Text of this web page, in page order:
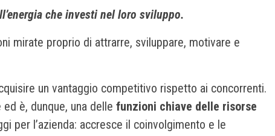
che investi nel loro sviluppo.
mirate proprio di attrarre, sviluppare, motivare e
un vantaggio competitivo rispetto ai concorrenti.
è, dunque, una delle funzioni chiave delle risorse
per l’azienda: accresce il coinvolgimento e le